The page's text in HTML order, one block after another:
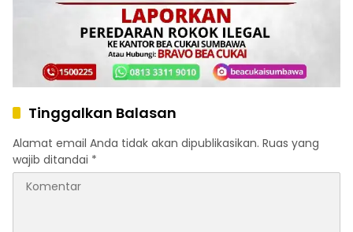
Tinggalkan Balasan
Alamat email Anda tidak akan dipublikasikan. Ruas yang
wajib ditandai *